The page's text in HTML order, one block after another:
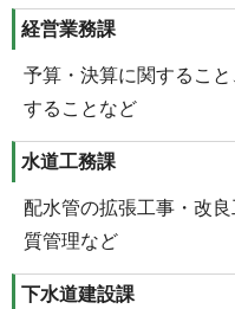
経営業務課
予算・決算に関するこ
することなど
水道工務課
配水管の拡張工事・改
質管理など
下水道建設課